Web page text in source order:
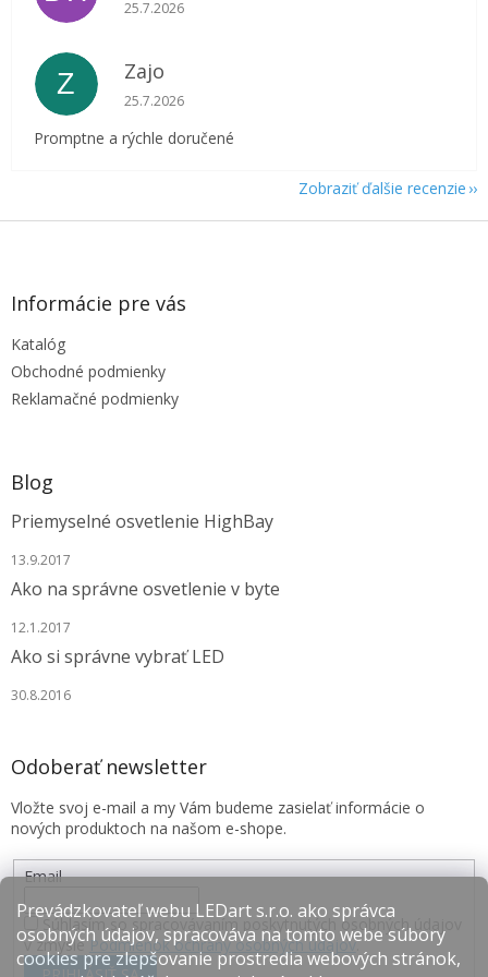
Prevádzkovateľ webu LEDart s.r.o. ako správca
osobných údajov, spracováva na tomto webe súbory
cookies pre zlepšovanie prostredia webových stránok,
25.7.2026
Z Zajo
Hodnotenie obchodu je 5 z 5 hviezdičiek.
25.7.2026
Promptne a rýchle doručené
Zobraziť ďalšie recenzie
Z
Informácie pre vás
Katalóg
Obchodné podmienky
Reklamačné podmienky
Blog
Priemyselné osvetlenie HighBay
13.9.2017
Ako na správne osvetlenie v byte
12.1.2017
Ako si správne vybrať LED
30.8.2016
Odoberať newsletter
Vložte svoj e-mail a my Vám budeme zasielať informácie o
nových produktoch na našom e-shope.
Email
Súhlasím so spracovávaním poskytnutých osobných údajov
v zmysle Podmienok ochrany osobných údajov.